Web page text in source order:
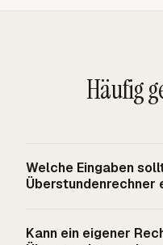
Häufig
Welche Eingaben
Überstundenrechner
geleisteten Stunden,
Kann ein eigener